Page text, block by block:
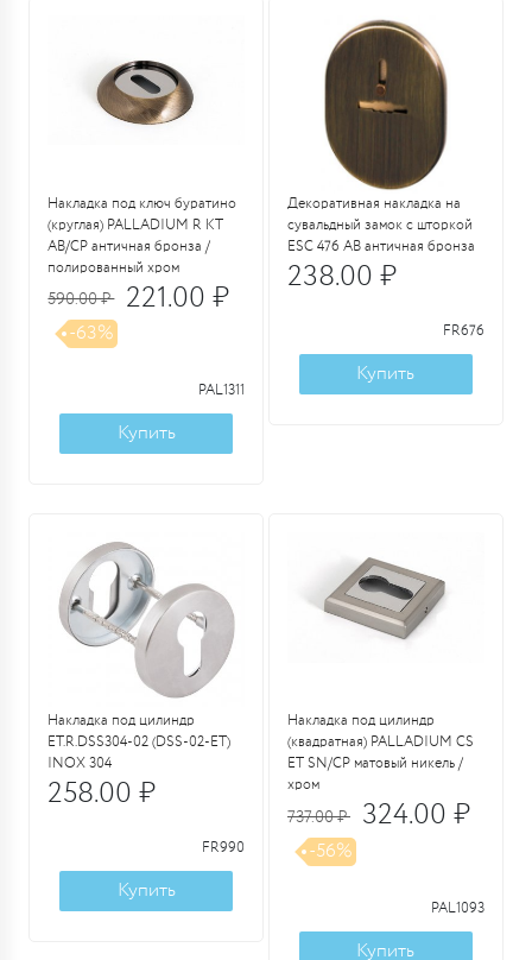
Накладка под ключ буратино
(круглая) PALLADIUM R KT
AB/CP античная бронза /
полированный хром
590.00 ₽ 221.00 ₽
-63%
PAL1311
Купить
Декоративная накладка на
сувальдный замок с шторкой
ESC 476 AB античная бронза
238.00 ₽
FR676
Купить
Накладка под цилиндр
ET.R.DSS304-02 (DSS-02-ET)
INOX 304
258.00 ₽
FR990
Купить
Накладка под цилиндр
(квадратная) PALLADIUM CS
ET SN/CP матовый никель /
хром
737.00 ₽ 324.00 ₽
-56%
PAL1093
Купить